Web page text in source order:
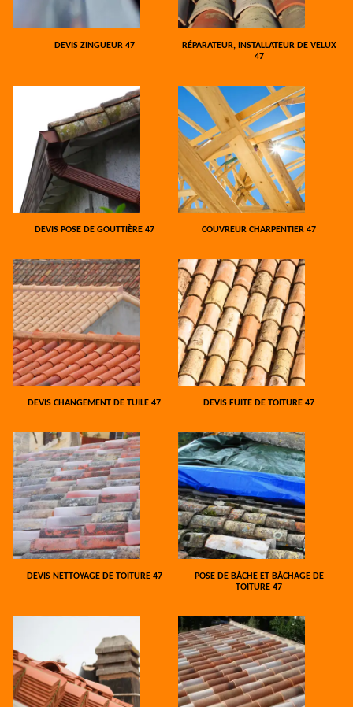
DEVIS ZINGUEUR 47
RÉPARATEUR, INSTALLATEUR DE VELUX
47
DEVIS POSE DE GOUTTIÈRE 47 COUVREUR CHARPENTIER 47
DEVIS CHANGEMENT DE TUILE 47 DEVIS FUITE DE TOITURE 47
DEVIS NETTOYAGE DE TOITURE 47
POSE DE BÂCHE ET BÂCHAGE DE
TOITURE 47